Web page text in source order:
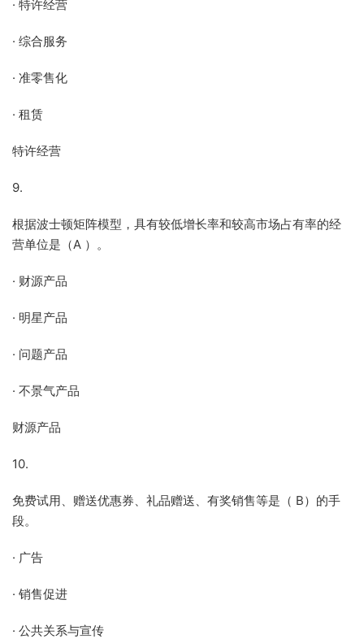
· 特许经营
· 综合服务
· 准零售化
· 租赁
特许经营
9.
根据波士顿矩阵模型，具有较低增长率和较高市场占有率的经
营单位是（A ）。
· 财源产品
· 明星产品
· 问题产品
· 不景气产品
财源产品
10.
免费试用、赠送优惠券、礼品赠送、有奖销售等是（ B）的手
段。
· 广告
· 销售促进
· 公共关系与宣传